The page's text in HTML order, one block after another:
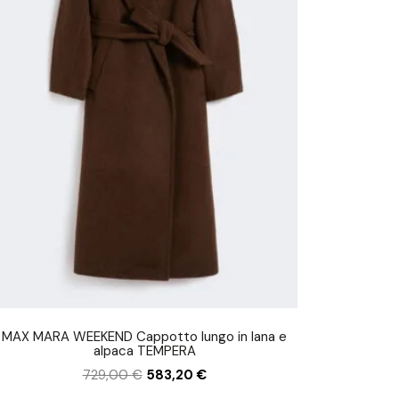
MAX MARA WEEKEND Cappotto lungo in lana e
alpaca TEMPERA
729,00€ 583,20€